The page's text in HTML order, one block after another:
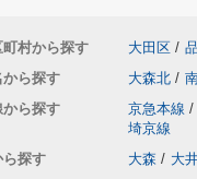
町村から探す 大田区 /
から探す
大森北 /
から探す
京急本線 /
埼京線
ら探す
大森 / 大